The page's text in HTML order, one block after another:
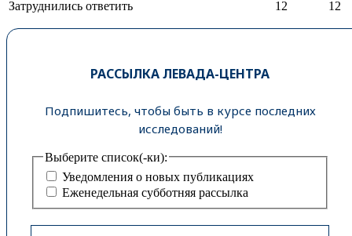
Затруднились ответить 12 12
РАССЫЛКА ЛЕВАДА-ЦЕНТРА
Подпишитесь, чтобы быть в курсе последних
исследований!
Выберите список(-ки):
Уведомления о новых публикациях
Еженедельная субботняя рассылка